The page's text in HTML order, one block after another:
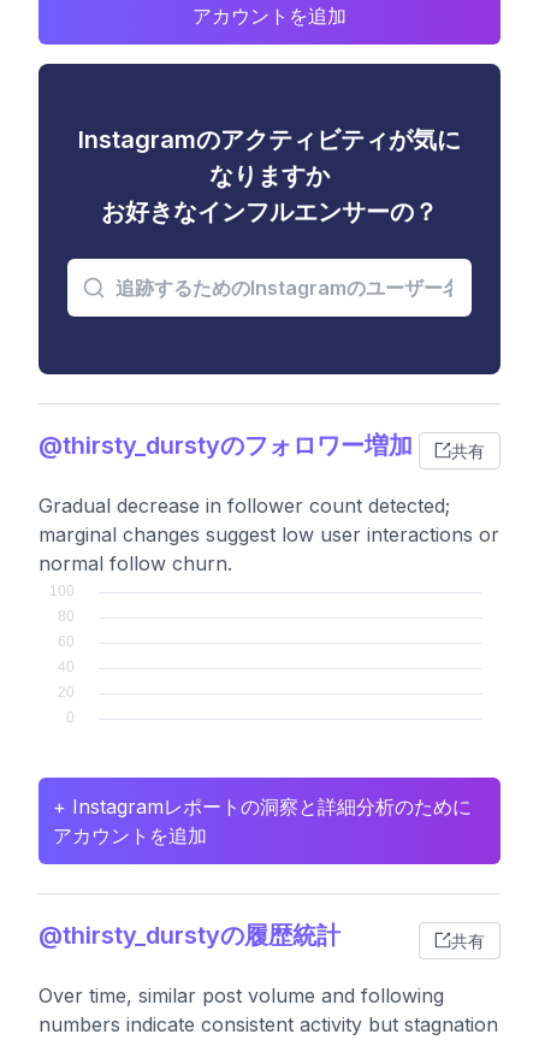
アカウントを追加
Instagramのアクティビティが気に
なりますか
お好きなインフルエンサーの？
@thirsty_durstyのフォロワー増加 共有
Gradual decrease in follower count detected;
marginal changes suggest low user interactions or
normal follow churn.
+ Instagramレポートの洞察と詳細分析のために
アカウントを追加
@thirsty_durstyの履歴統計 共有
Over time, similar post volume and following
numbers indicate consistent activity but stagnation